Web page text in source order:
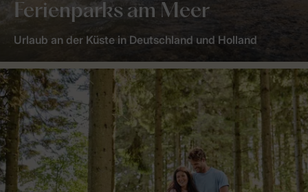
Ferienparks am Meer
Urlaub an der Küste in Deutschland und Holland